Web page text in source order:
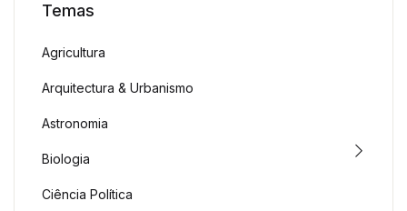
Temas
Agricultura
Arquitectura & Urbanismo
Astronomia
Biologia
Ciência Política